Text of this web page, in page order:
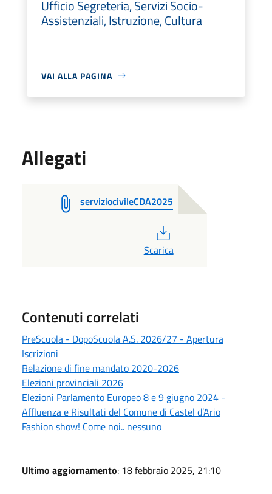
Ufficio Segreteria, Servizi Socio-
Assistenziali, Istruzione, Cultura
VAI ALLA PAGINA
Allegati
serviziocivileCDA2025
Scarica
Contenuti correlati
PreScuola - DopoScuola A.S. 2026/27 - Apertura
Iscrizioni
Relazione di fine mandato 2020-2026
Elezioni provinciali 2026
Elezioni Parlamento Europeo 8 e 9 giugno 2024 -
Affluenza e Risultati del Comune di Castel d’Ario
Fashion show! Come noi.. nessuno
Ultimo aggiornamento: 18 febbraio 2025, 21:10